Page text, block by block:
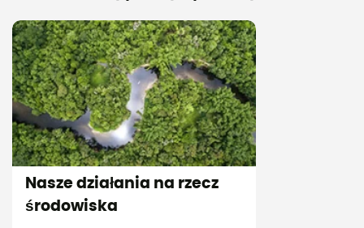
Nasze działania na rzecz
środowiska